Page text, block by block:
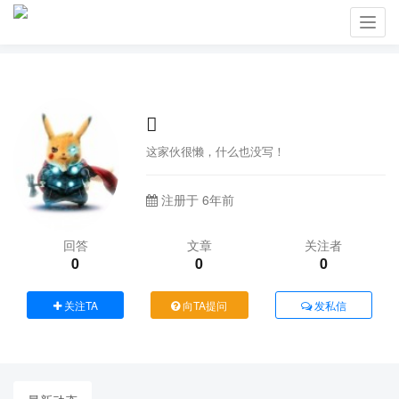

这家伙很懒，什么也没写！
注册于 6年前
回答
0
文章
0
关注者
0
关注TA 向TA提问 发私信